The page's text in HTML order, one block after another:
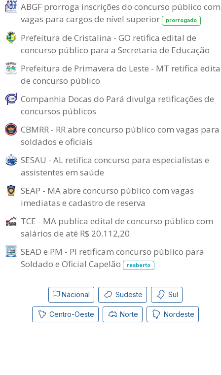
ABGF prorroga inscrições do concurso público com
vagas para cargos de nível superior
prorrogado
Prefeitura de Cristalina - GO retifica edital de
concurso público para a Secretaria de Educação
Prefeitura de Primavera do Leste - MT retifica
de concurso público
Companhia Docas do Pará divulga retificações de
concursos públicos
CBMRR - RR abre concurso público com vagas para
soldados e oficiais
SESAU - AL retifica concurso para especialistas e
assistentes em saúde
SEAP - MA abre concurso público com vagas
imediatas e cadastro de reserva
TCE - MA publica edital de concurso público com
salários de até R$ 20.112,20
SEAD e PM - PI retificam concurso público para
Soldado e Oficial Capelão
reaberto
Nacional Sudeste Sul
Centro-Oeste Norte Nordeste